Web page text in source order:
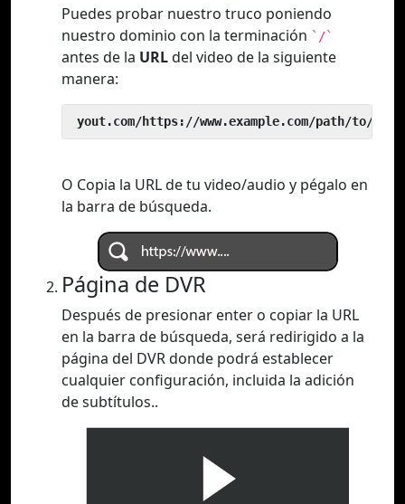
Puedes probar nuestro truco poniendo
nuestro dominio con la terminación `/`
antes de la URLdel video de la siguiente
manera:
yout.com/https://www.example.com/path/to/
O Copia la URL de tu video/audio y pégalo en
la barra de búsqueda.
Página de DVR
Después de presionar enter o copiar la URL
en la barra de búsqueda, será redirigido a la
página del DVR donde podrá establecer
cualquier configuración, incluida la adición
de subtítulos..